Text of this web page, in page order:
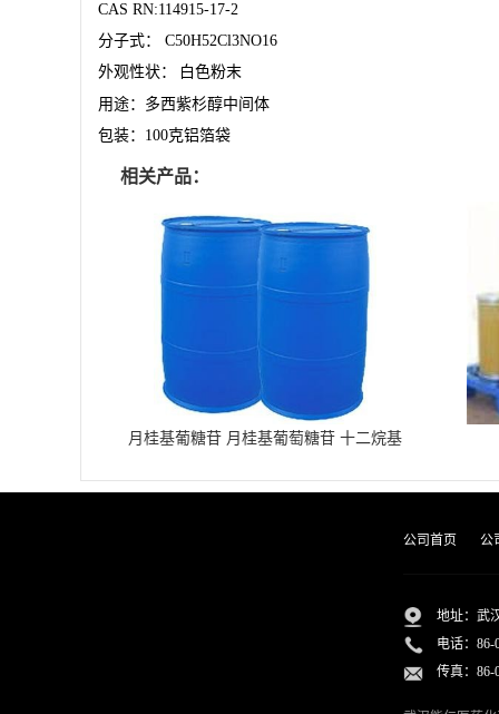
CAS RN:114915-17-2
分子式：
C50H52Cl3NO16
外观性状：
白色粉末
用途： 多西紫杉醇中间体
包装： 100克铝箔袋
相关产品：
月桂基葡糖苷 月桂基葡萄糖苷 十二烷基
公司首页 公
地址：武
电话： 86-
传真：86-